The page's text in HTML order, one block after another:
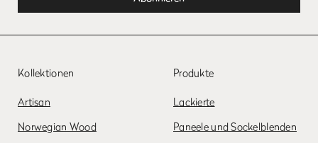
Kollektionen
Artisan
Norwegian Wood
Produkte
Lackierte
Paneele und Sockelblenden